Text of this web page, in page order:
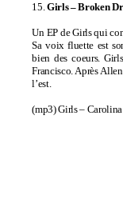
15.Girls –Broken
Un EP de Girls qui
Sa voix fluette est
bien des coeurs.
Francisco. Après
l’est.
(mp3)Girls – Carolina